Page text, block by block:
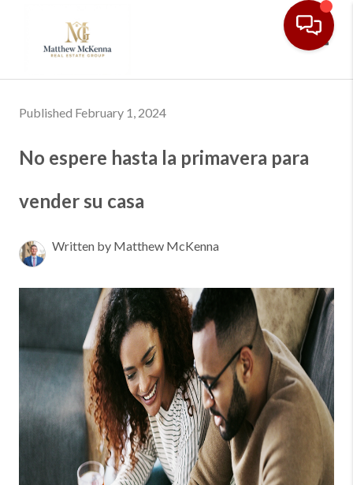
Published February 1, 2024
No espere hasta la primavera para
vender su casa
Written by Matthew McKenna